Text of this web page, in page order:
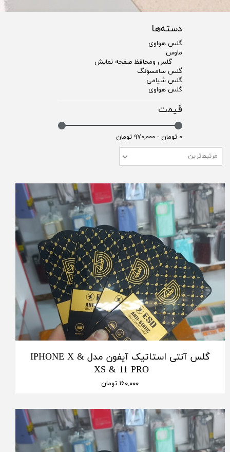
دسته‌ها
گلس هواوی
ماوس
گلس ومحافظ صفحه نمایش
گلس سامسونگ
گلس شیامی
گلس هواوی
قیمت
۰ تومان - ۹۷۰,۰۰۰ تومان
مرتبط‌ترین
گلس آنتی استاتیک آیفون مدل IPHONE X &
XS & 11 PRO
۱۶۰,۰۰۰ تومان